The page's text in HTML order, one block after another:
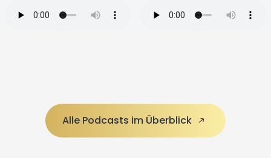
Alle Podcasts im Überblick